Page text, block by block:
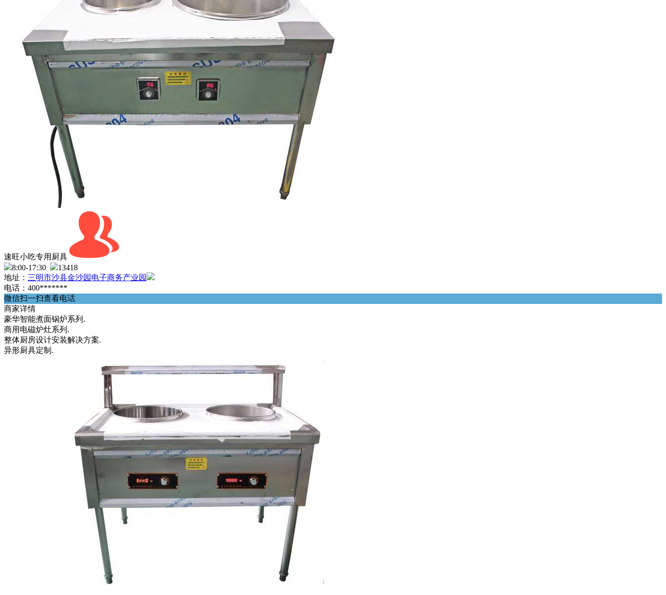
速旺小吃专用厨具
8:00-17:30
13418
地址： 三明市沙县金沙园电子商务产业园
电话：400*******
微信扫一扫查看电话
商家详情
豪华智能煮面锅炉系列.
商用电磁炉灶系列.
整体厨房设计安装解决方案.
异形厨具定制.